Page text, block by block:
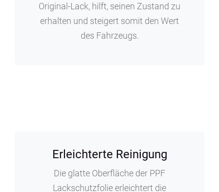
Original-Lack, hilft, seinen Zustand zu
erhalten und steigert somit den Wert
des Fahrzeugs.
Erleichterte Reinigung
Die glatte Oberfläche der PPF
Lackschutzfolie erleichtert die